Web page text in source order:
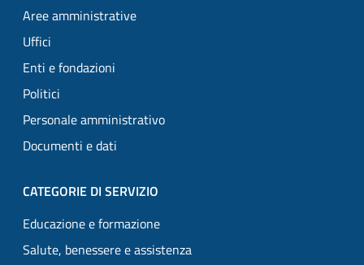
Aree amministrative
Uffici
Enti e fondazioni
Politici
Personale amministrativo
Documenti e dati
CATEGORIE DI SERVIZIO
Educazione e formazione
Salute, benessere e assistenza